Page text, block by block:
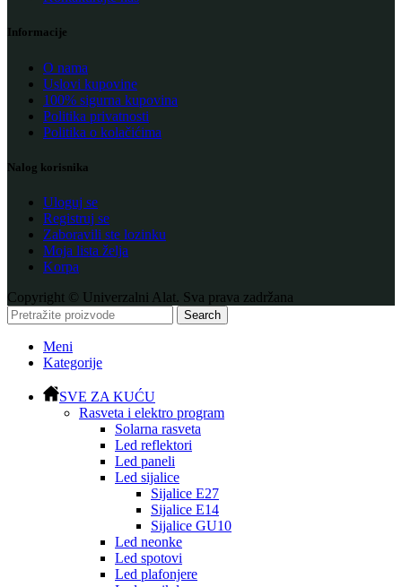
Informacije
O nama
Uslovi kupovine
100% sigurna kupovina
Politika privatnosti
Politika o kolačićima
Nalog korisnika
Uloguj se
Registruj se
Zaboravili ste lozinku
Moja lista želja
Korpa
Copyright © Univerzalni Alat. Sva prava zadržana
Search
Meni
Kategorije
SVE ZA KUĆU
Rasveta i elektro program
Solarna rasveta
Led reflektori
Led paneli
Led sijalice
Sijalice E27
Sijalice E14
Sijalice GU10
Led neonke
Led spotovi
Led plafonjere